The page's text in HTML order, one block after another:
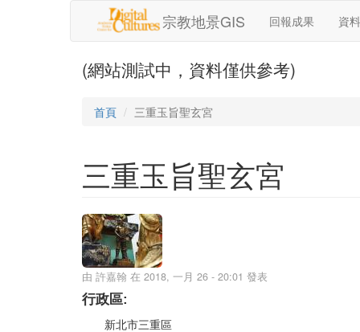
宗教地景GIS 回報成果 資
(網站測試中，資料僅供參考)
首頁 三重玉旨聖玄宮
三重玉旨聖玄宮
由 許嘉翰 在 2018, 一月 26 - 20:01 發表
行政區:
新北市三重區